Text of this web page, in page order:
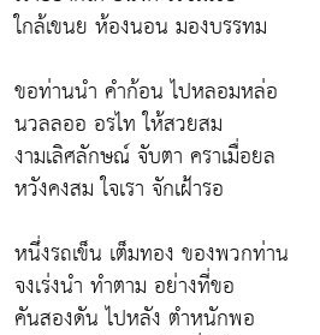
ใกล้เขนย ห้องนอน มองบรรทม
ขอท่านนำ คำก้อน ไปหลอมหล่อ
นวลลออ อรไท ให้สวยสม
งามเลิศลักษณ์ จับตา คราเมื่อยล
หวังคงสม ใจเรา จักเฝ้ารอ
หนึ่งรถเข็น เต็มทอง ของพวกท่าน
จงเร่งนำ ทำตาม อย่างที่ขอ
คันสองดัน ไปหลัง ตำหนักพอ